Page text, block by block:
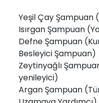
Yeşil Çay Şampuan
Isırgan Şampuan
Defne Şampuan
Besleyici Şampuan)
Zeytinyağlı
yenileyici)
Argan Şampuan